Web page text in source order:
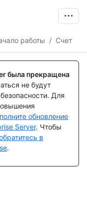
работы / Счет
была прекращена
не будут
Для
обновление
Server. Чтобы
в
.